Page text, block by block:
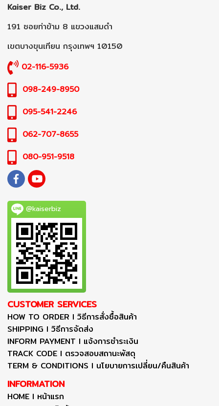
Kaiser Biz Co., Ltd.
191 ซอยท่าข้าม 8 แขวงแสมดำ
เขตบางขุนเทียน กรุงเทพฯ 10150
02-116-5936
098-249-8950
095-541-2246
062-707-8655
080-951-9518
@kaiserbiz
CUSTOMER SERVICES
HOW TO ORDER I วิธีการสั่งซื้อสินค้า
SHIPPING I วิธีการจัดส่ง
INFORM PAYMENT I แจ้งการชำระเงิน
TRACK CODE I ตรวจสอบสถานะพัสดุ
TERM & CONDITIONS I นโยบายการเปลี่ยน/คืนสินค้า
INFORMATION
HOME I หน้าแรก